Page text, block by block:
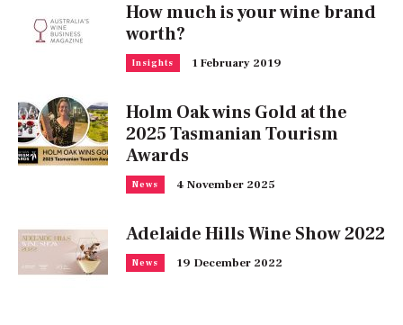
How much is your wine brand
worth?
Insights 1 February 2019
Holm Oak wins Gold at the
2025 Tasmanian Tourism
Awards
News 4 November 2025
Adelaide Hills Wine Show 2022
News 19 December 2022